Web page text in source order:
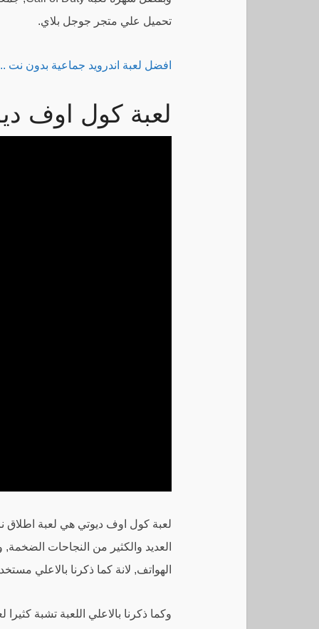
تحميل علي متجر جوجل بلاي.
افضل لعبة اندرويد جماعية بدون نت
لعبة كول اوف
العديد والكثير من النجاحات
الهواتف, لانة كما ذكرنا بالاعلي